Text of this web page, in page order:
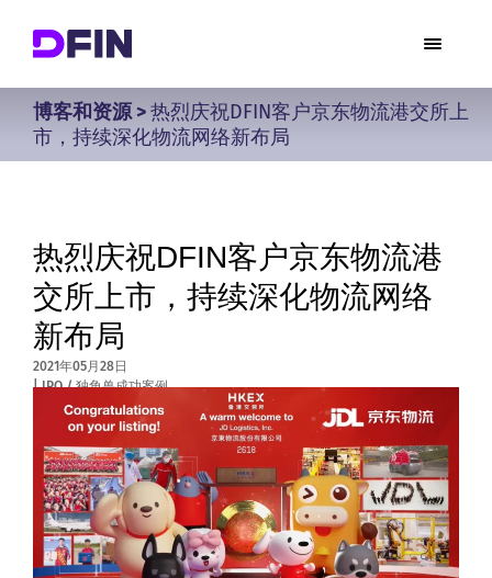
博客和资源>热烈庆祝DFIN客户京东物流港交所上
市，持续深化物流网络新布局
热烈庆祝DFIN客户京东物流港
交所上市，持续深化物流网络
新布局
2021年05月28日
| IPO / 独角兽成功案例